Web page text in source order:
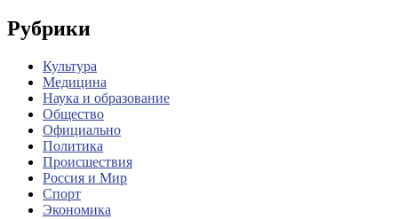
Рубрики
Культура
Медицина
Наука и образование
Общество
Официально
Политика
Происшествия
Россия и Мир
Спорт
Экономика